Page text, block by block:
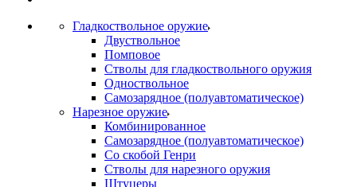
Гладкоствольное оружие
Двуствольное
Помповое
Стволы для гладкоствольного оружия
Одноствольное
Самозарядное (полуавтоматическое)
Нарезное оружие
Комбинированное
Самозарядное (полуавтоматическое)
Со скобой Генри
Стволы для нарезного оружия
Штуцеры